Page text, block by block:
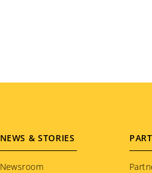
NEWS & STORIES
Newsroom